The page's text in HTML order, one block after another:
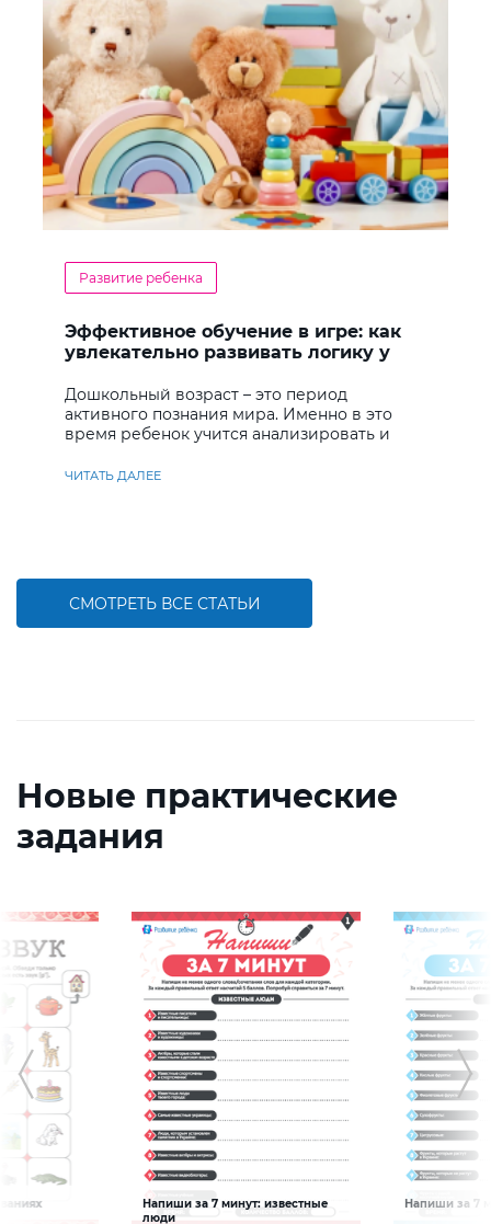
Развитие ребенка
Эффективное обучение в игре: как
увлекательно развивать логику у
Дошкольный возраст – это период
активного познания мира. Именно в это
время ребенок учится анализировать и
ЧИТАТЬ ДАЛЕЕ
СМОТРЕТЬ ВСЕ СТАТЬИ
Новые практические
задания
Словарный запас
Напиши за 7 минут: известные
люди
Словарный
Напиши за 7